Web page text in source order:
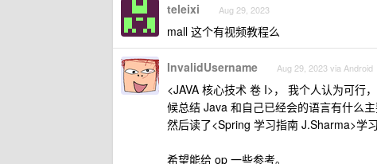
teleixi Aug 29, 2023
mall 这个有视频教程么
InvalidUsername Aug 29, 2023 via Android
<JAVA 核心技术 卷 I>， 我个人认为可行
候总结 Java 和自己已经会的语言有什么主
然后读了<Spring 学习指南 J.Sharma>学
希望能给 op 一些参考。